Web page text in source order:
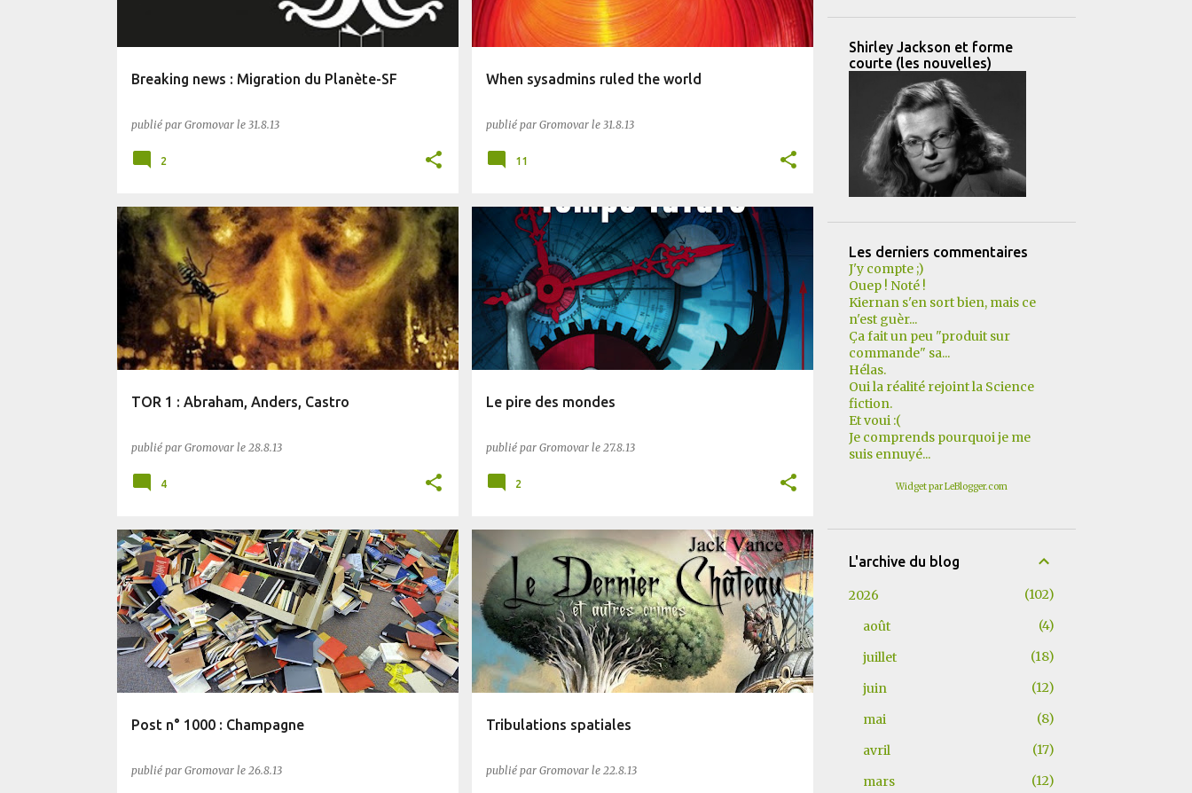
Breaking news : Migration du Planète-SF
publié par Gromovar le 31.8.13
2
When sysadmins ruled the world
publié par Gromovar le 31.8.13
11
TOR 1 : Abraham, Anders, Castro
publié par Gromovar le 28.8.13
PLANÈTE SF SF TOR
4
Le pire des mondes
publié par Gromovar le 27.8.13
DYSTOPIE PLANÈTE SF POST-AP
2
Post n° 1000 : Champagne
publié par Gromovar le 26.8.13
PLANÈTE SF UTOPIALES
Tribulations spatiales
publié par Gromovar le 22.8.13
PLANÈTE SF SF
Shirley Jackson et forme
courte (les nouvelles)
Les derniers commentaires
J'y compte ;)
Ouep ! Noté !
Kiernan s'en sort bien, mais ce
n'est guèr...
Ça fait un peu "produit sur
commande" sa...
Hélas.
Oui la réalité rejoint la Science
fiction.
Et voui :(
Je comprends pourquoi je me
suis ennuyé...
Widget par LeBlogger.com
L'archive du blog
2026
102
août
4
juillet
18
juin
12
mai
8
avril
17
mars
12